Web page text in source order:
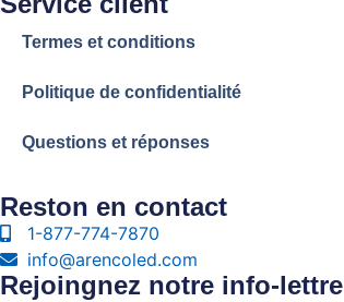
Termes et conditions
Politique de confidentialité
Questions et réponses
Reston en contact
1-877-774-7870
info@arencoled.com
Rejoingnez notre info-lettre